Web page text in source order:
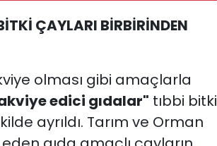
ÇAYLARI BİRBİRİNDEN
olması gibi amaçlarla
edici gıdalar" tıbbi bitki
ayrıldı. Tarım ve Orman